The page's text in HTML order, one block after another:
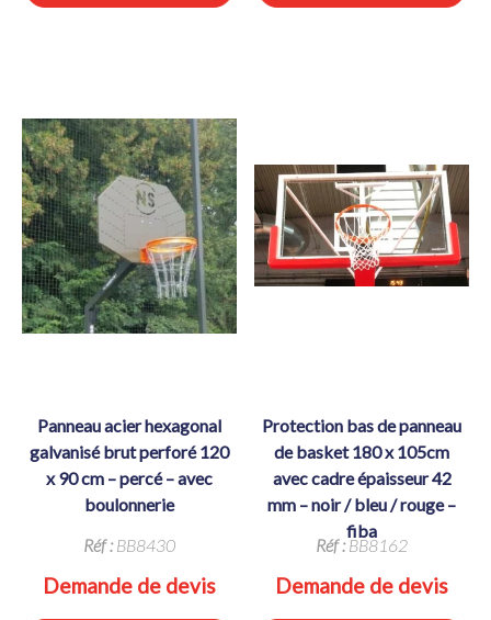
panneau acier hexagonal
galvanisé brut perforé 120
x 90 cm – percé – avec
boulonnerie
Réf :BB8430
Demande de devis
protection bas de panneau
de basket 180 x 105cm
avec cadre épaisseur 42
mm – noir / bleu / rouge –
fiba
Réf :BB8162
Demande de devis